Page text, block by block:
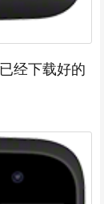
经下载好的